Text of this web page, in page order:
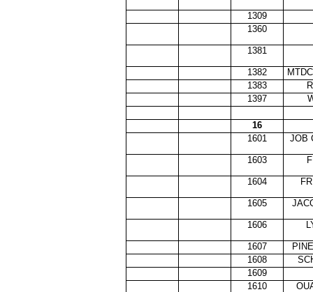
1309
1360
1381
1382
1383
1397
16
1601
JOB
1603
1604
1605
1606
1607
1608
1609
1610